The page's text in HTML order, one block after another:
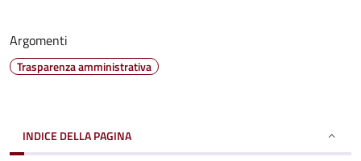
Argomenti
Trasparenza amministrativa
INDICE DELLA PAGINA